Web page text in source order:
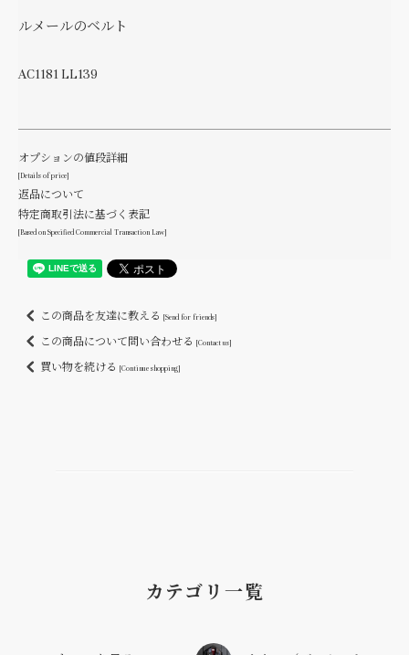
ルメールのベルト
AC1181 LL139
オプションの値段詳細
[Details of price]
返品について
特定商取引法に基づく表記
[Based on Specified Commercial Transaction Law]
この商品を友達に教える [Send for friends]
この商品について問い合わせる [Contact us]
買い物を続ける [Continue shopping]
カテゴリ一覧